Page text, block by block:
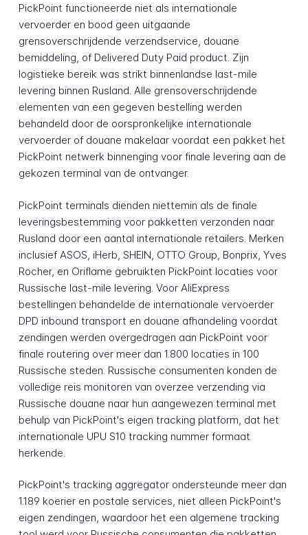
PickPoint functioneerde niet als internationale
vervoerder en bood geen uitgaande
grensoverschrijdende verzendservice, douane
bemiddeling, of Delivered Duty Paid product. Zijn
logistieke bereik was strikt binnenlandse last-mile
levering binnen Rusland. Alle grensoverschrijdende
elementen van een gegeven bestelling werden
behandeld door de oorspronkelijke internationale
vervoerder of douane makelaar voordat een pakket het
PickPoint netwerk binnenging voor finale levering aan de
gekozen terminal van de ontvanger.
PickPoint terminals dienden niettemin als de finale
leveringsbestemming voor pakketten verzonden naar
Rusland door een aantal internationale retailers. Merken
inclusief ASOS, iHerb, SHEIN, OTTO Group, Bonprix, Yves
Rocher, en Oriflame gebruikten PickPoint locaties voor
Russische last-mile levering. Voor AliExpress
bestellingen behandelde de internationale vervoerder
DPD inbound transport en douane afhandeling voordat
zendingen werden overgedragen aan PickPoint voor
finale routering over meer dan 1.800 locaties in 100
Russische steden. Russische consumenten konden de
volledige reis monitoren van overzee verzending via
Russische douane naar hun aangewezen terminal met
behulp van PickPoint's eigen tracking platform, dat het
internationale UPU S10 tracking nummer formaat
herkende.
PickPoint's tracking aggregator ondersteunde meer dan
1.189 koerier en postale services, niet alleen PickPoint's
eigen zendingen, waardoor het een algemene tracking